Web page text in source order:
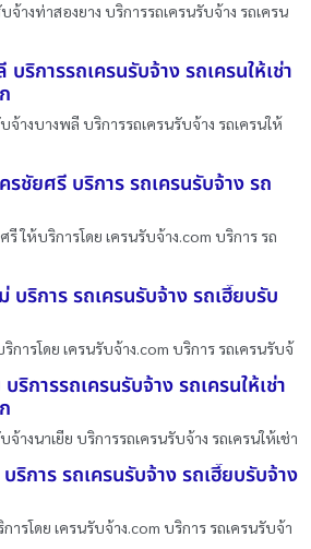
จ้างท่าสองยาง บริการรถเครนรับจ้าง รถเครน
ริการรถเครนรับจ้าง รถเครนให้เช่า
จ้างบางพลี บริการรถเครนรับจ้าง รถเครนให้
ชัยศรี บริการ รถเครนรับจ้าง รถ
ให้บริการโดย เครนรับจ้าง.com บริการ รถ
บริการ รถเครนรับจ้าง รถเฮี๊ยบรับ
การโดย เครนรับจ้าง.com บริการ รถเครนรับจ้
ริการรถเครนรับจ้าง รถเครนให้เช่า
จ้างนาเยีย บริการรถเครนรับจ้าง รถเครนให้เช่า
ริการ รถเครนรับจ้าง รถเฮี๊ยบรับจ้าง
ารโดย เครนรับจ้าง.com บริการ รถเครนรับจ้า